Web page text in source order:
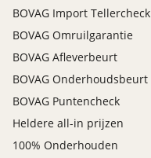
BOVAG Import Tellercheck
BOVAG Omruilgarantie
BOVAG Afleverbeurt
BOVAG Onderhoudsbeurt
BOVAG Puntencheck
Heldere all-in prijzen
100% Onderhouden